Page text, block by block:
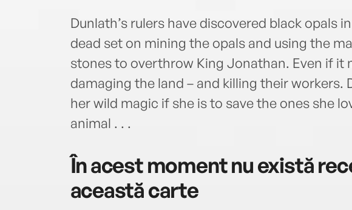
Dunlath’s rulers have discovered black opals
dead set on mining the opals and using the
stones to overthrow King Jonathan. Even if it
damaging the land – and killing their workers.
her wild magic if she is to save the ones she
animal . . .
În acest moment nu există
această carte